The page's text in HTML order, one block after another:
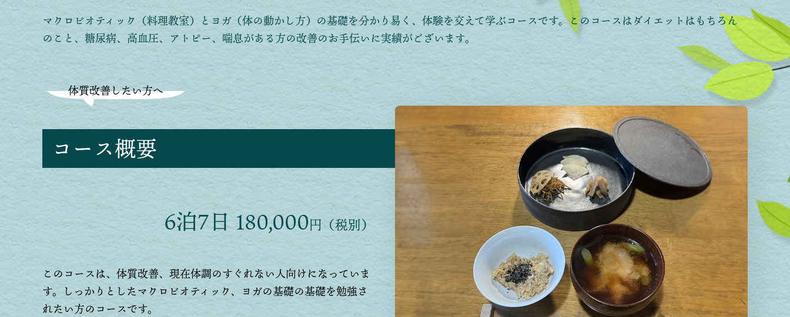
マクロビオティック（料理教室）とヨガ（体の動かし方）の基礎を分かり易く、体験を交えて学ぶコースです。このコースはダイエットはもちろん
のこと、糖尿病、高血圧、アトピー、喘息がある方の改善のお手伝いに実績がございます。
コース概要
体質改善したい方へ
6泊7日 180,000円（税別）
このコースは、体質改善、現在体調のすぐれない人向けになっていま
す。しっかりとしたマクロビオティック、ヨガの基礎の基礎を勉強さ
れたい方のコースです。